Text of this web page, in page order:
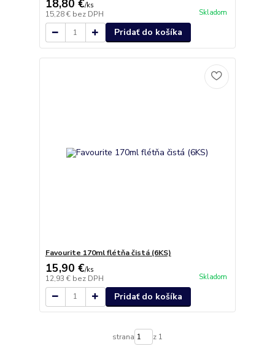
18,80 €/ks
15,28 € bez DPH Skladom
Pridať do košíka
Favourite 170ml flétňa čistá (6KS)
15,90 €/ks
12,93 € bez DPH Skladom
Pridať do košíka
strana z 1